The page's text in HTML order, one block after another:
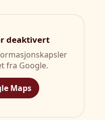
deaktivert
fra Google.
Maps